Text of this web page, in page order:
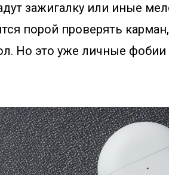
зажигалку или иные
порой проверять
Но это уже личные фобии